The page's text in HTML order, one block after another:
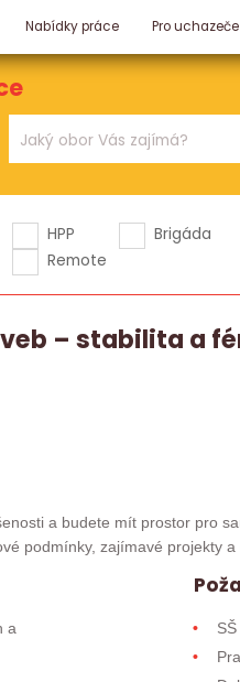
Nabídky práce Pro uchazeče
HPP
Brigáda
Remote
– stabilita a
a budete mít prostor pro
podmínky, zajímavé projekty a
a